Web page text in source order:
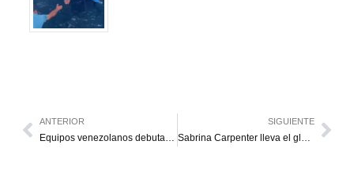
ANTERIOR
Equipos venezolanos debutan sin derrotas en Libertadores y Sudamericana
SIGUIENTE
Sabrina Carpenter lleva el glamour de Hollywood a Coachella